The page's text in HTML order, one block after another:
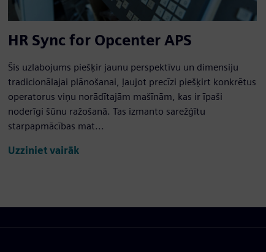
HR Sync for Opcenter APS
Šis uzlabojums piešķir jaunu perspektīvu un dimensiju
tradicionālajai plānošanai, ļaujot precīzi piešķirt konkrētus
operatorus viņu norādītajām mašīnām, kas ir īpaši
noderīgi šūnu ražošanā. Tas izmanto sarežģītu
starpapmācības mat...
Uzziniet vairāk